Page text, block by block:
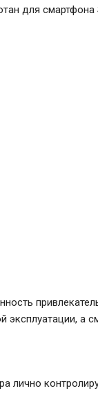
для смартфона
эксплуатации, а
лично